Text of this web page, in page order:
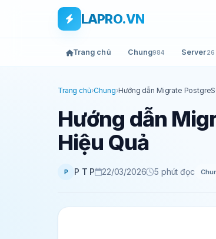
Skip to main content
Bỏ qua tới nội dung
LAPRO.VN
Trang chủ Chung984 Server26
Trang chủ›Chung›Hướng dẫn Migrate
Hướng dẫn
Hiệu Quả
P P T P 22/03/2026 5 phút đọc